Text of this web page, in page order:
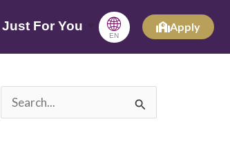
Just For You 🌐
EN
Apply